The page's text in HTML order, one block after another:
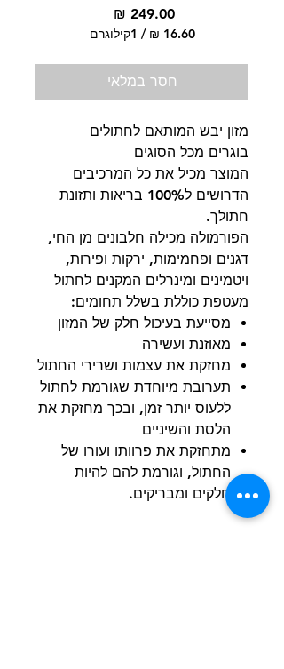
‏16.60 ‏₪
/ 1קילוגרם
לכל
1
Kilogram
חסר במלאי
מזון יבש המותאם לחתולים
בוגרים מכל הסוגים
המוצר מכיל את כל המרכיבים
הדרושים ל100% בריאות ותזונת
חתולך.
הפורמולה מכילה חלבונים מן החי,
דגנים ופחמימות, ירקות ופירות,
ויטמינים ומינרלים המקנים לחתול
מעטפת כוללת בשלל תחומים:
מסייעת בעיכול חלק של המזון
מאוזנת ועשירה
מחזקת את עצמות ושרירי החתול
תערובת מיוחדת שגורמת לחתול
ללעוס יותר זמן, ובכך מחזקת את
הלסת והשיניים
מתחזקת את פרוותו ועורו של
החתול, וגורמת להם להיות
חלקים ומבריקים.